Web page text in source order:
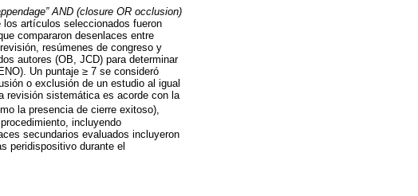
AND (closure OR occlusion)
artículos seleccionados fueron
compararon desenlaces entre
resúmenes de congreso y
autores (OB, JCD) para determinar
Un puntaje ≥ 7 se consideró
o exclusión de un estudio al igual
revisión sistemática es acorde con la
la presencia de cierre exitoso),
incluyendo
secundarios evaluados incluyeron
peridispositivo durante el